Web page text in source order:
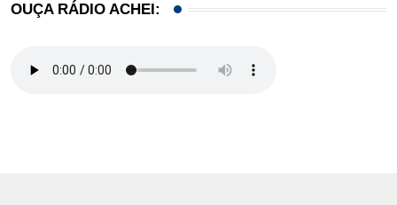
OUÇA RÁDIO ACHEI: